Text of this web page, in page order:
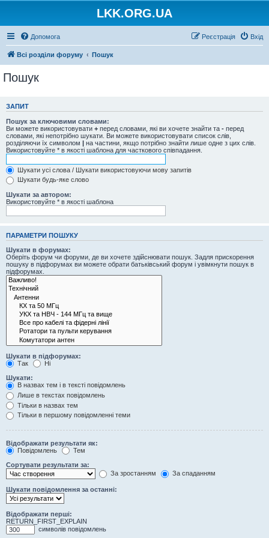
LKK.ORG.UA
Допомога Вхід
Реєстрація
Всі розділи форуму Пошук
Пошук
ЗАПИТ
Пошук за ключовими словами:
Ви можете використовувати + перед словами, які ви хочете знайти та - перед
словами, які непотрібно шукати. Ви можете використовувати список слів,
розділяючи їх символом | на частини, якщо потрібно знайти лише одне з цих слів.
Використовуйте * в якості шаблона для часткового співпадання.
Шукати усі слова / Шукати використовуючи мову запитів
Шукати будь-яке слово
Шукати за автором:
Використовуйте * в якості шаблона
ПАРАМЕТРИ ПОШУКУ
Шукати в форумах:
Оберіть форум чи форуми, де ви хочете здійснювати пошук. Задля прискорення
пошуку в підфорумах ви можете обрати батьківський форум і увімкнути пошук в
підфорумах.
Шукати в підфорумах:
Так
Ні
Шукати:
В назвах тем і в тексті повідомлень
Лише в текстах повідомлень
Тільки в назвах тем
Тільки в першому повідомленні теми
Відображати результати як:
Повідомлень
Тем
Сортувати результати за:
За зростанням
За спаданням
Шукати повідомлення за останні:
Відображати перші:
RETURN_FIRST_EXPLAIN
символів повідомлень